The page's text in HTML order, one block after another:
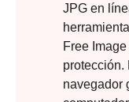
JPG en
Free
protección.
navegador